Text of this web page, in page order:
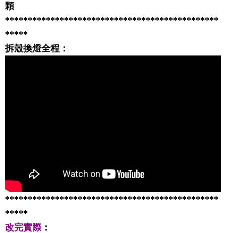
顆
***********************************************
*****
拆殼換燈全程：
***********************************************
*****
改完實際：